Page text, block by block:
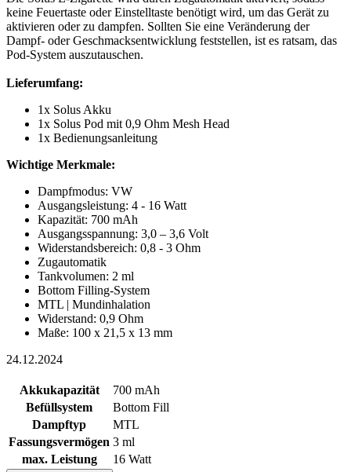
keine Feuertaste oder Einstelltaste benötigt wird, um das Gerät zu
aktivieren oder zu dampfen. Sollten Sie eine Veränderung der
Dampf- oder Geschmacksentwicklung feststellen, ist es ratsam, das
Pod-System auszutauschen.
Lieferumfang:
1x Solus Akku
1x Solus Pod mit 0,9 Ohm Mesh Head
1x Bedienungsanleitung
Wichtige Merkmale:
Dampfmodus: VW
Ausgangsleistung: 4 - 16 Watt
Kapazität: 700 mAh
Ausgangsspannung: 3,0 – 3,6 Volt
Widerstandsbereich: 0,8 - 3 Ohm
Zugautomatik
Tankvolumen: 2 ml
Bottom Filling-System
MTL | Mundinhalation
Widerstand: 0,9 Ohm
Maße: 100 x 21,5 x 13 mm
24.12.2024
Akkukapazität
700 mAh
Befüllsystem
Bottom Fill
Dampftyp
MTL
Fassungsvermögen 3 ml
max. Leistung
16 Watt